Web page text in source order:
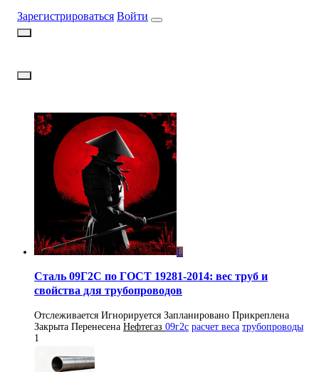
Зарегистрироваться Войти
L
Сталь 09Г2С по ГОСТ 19281-2014: вес труб и
свойства для трубопроводов
Отслеживается Игнорируется Запланировано Прикреплена
Закрыта Перенесена Нефтегаз 09г2с расчет веса трубопроводы
1